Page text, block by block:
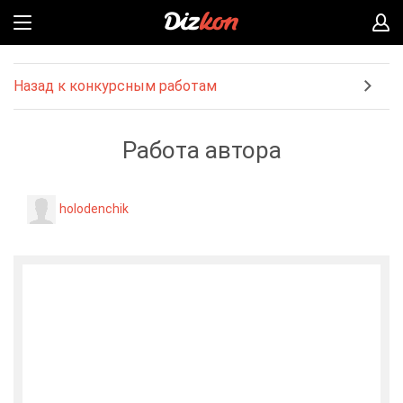
Назад к конкурсным работам
Работа автора
holodenchik